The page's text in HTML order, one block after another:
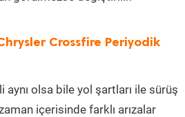
Crossfire Periyodik
aynı olsa bile yol şartları ile sürüş
içerisinde farklı arızalar